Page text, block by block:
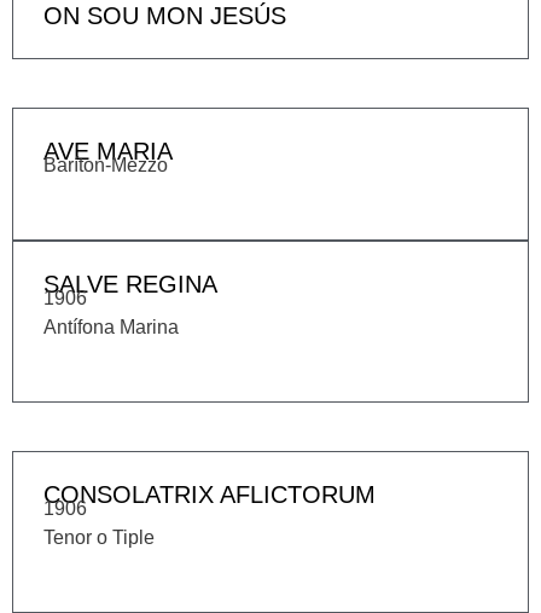
ON SOU MON JESÚS
AVE MARIA
Baríton-Mezzo
SALVE REGINA
1906
Antífona Marina
CONSOLATRIX AFLICTORUM
1906
Tenor o Tiple